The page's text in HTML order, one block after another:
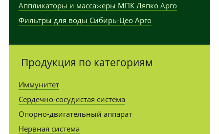
Аппликаторы и массажеры МПК Ляпко Арго
Фильтры для воды Сибирь-Цео Арго
Продукция по категориям
Иммунитет
Сердечно-сосудистая система
Опорно-двигательный аппарат
Нервная система